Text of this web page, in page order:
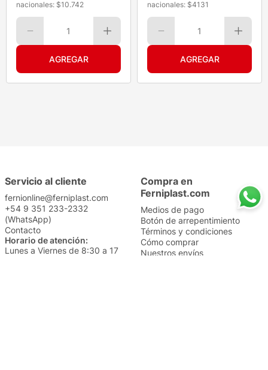
nacionales: $10.742
1
nacionales: $4131
1
Servicio al cliente
fernionline@ferniplast.com
+54 9 351 233-2332
(WhatsApp)
Contacto
Horario de atención:
Lunes a Viernes de 8:30 a 17
Compra en
Ferniplast.com
Medios de pago
Botón de arrepentimiento
Términos y condiciones
Cómo comprar
Nuestros envíos